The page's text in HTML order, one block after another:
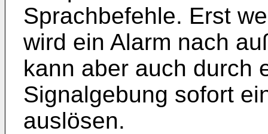
Sprachbefehle. Erst
wird ein Alarm nach
kann aber auch durch
Signalgebung sofort
auslösen.